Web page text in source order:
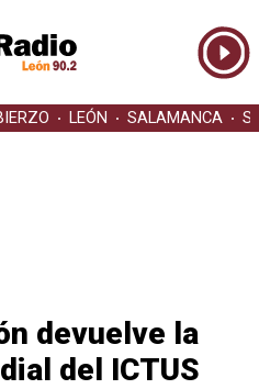
LEÓN SALAMANCA
devuelve la
del ICTUS